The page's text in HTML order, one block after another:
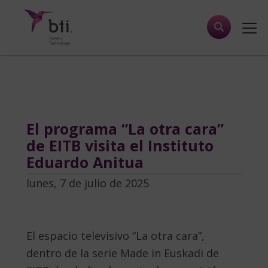
El programa “La otra cara”
de EITB visita el Instituto
Eduardo Anitua
lunes, 7 de julio de 2025
El espacio televisivo “La otra cara”,
dentro de la serie Made in Euskadi de